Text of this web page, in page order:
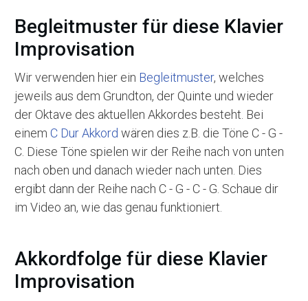
Begleitmuster für diese Klavier
Improvisation
Wir verwenden hier ein Begleitmuster, welches
jeweils aus dem Grundton, der Quinte und wieder
der Oktave des aktuellen Akkordes besteht. Bei
einem C Dur Akkord wären dies z.B. die Töne C - G -
C. Diese Töne spielen wir der Reihe nach von unten
nach oben und danach wieder nach unten. Dies
ergibt dann der Reihe nach C - G - C - G. Schaue dir
im Video an, wie das genau funktioniert.
Akkordfolge für diese Klavier
Improvisation